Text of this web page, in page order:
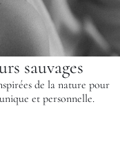
sauvages
de la nature pour
et personnelle.